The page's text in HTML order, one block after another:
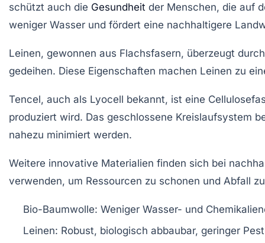
schützt auch die Gesundheit der Menschen, die auf
weniger Wasser und fördert eine nachhaltigere
Leinen, gewonnen aus Flachsfasern, überzeugt
gedeihen. Diese Eigenschaften machen Leinen zu
Tencel, auch als Lyocell bekannt, ist eine
produziert wird. Das geschlossene Kreislaufsystem
nahezu minimiert werden.
Weitere innovative Materialien finden sich bei
verwenden, um Ressourcen zu schonen und Abfall
Bio-Baumwolle: Weniger Wasser- und
Leinen: Robust, biologisch abbaubar, geringer